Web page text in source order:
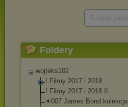
Foldery
wojteks102
! Filmy 2017 i 2018
! Filmy 2017 i 2018 II
✦007 James Bond kolekcja